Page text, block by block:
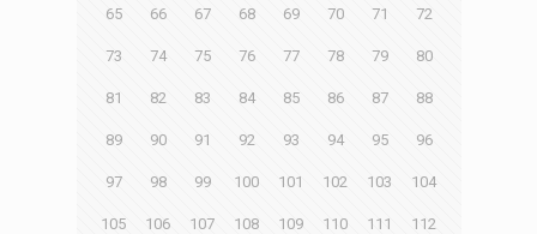
65 66 67 68 69 70 71 72
73 74 75 76 77 78 79 80
81 82 83 84 85 86 87 88
89 90 91 92 93 94 95 96
97 98 99 100 101 102 103 104
105 106 107 108 109 110 111 112